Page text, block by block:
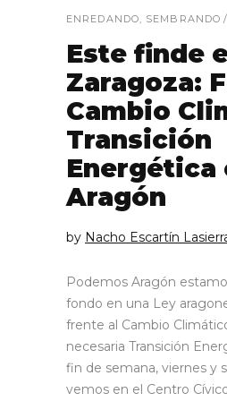
ENREDANDO SEMBRANDO
Este finde
Zaragoza:
Cambio
Transición
Energética
Aragón
by Nacho Escartín
Podemos Aragón
fondo en una Ley
frente al Cambio
necesaria Transición
fin de semana, viernes y
vemos en el Centro